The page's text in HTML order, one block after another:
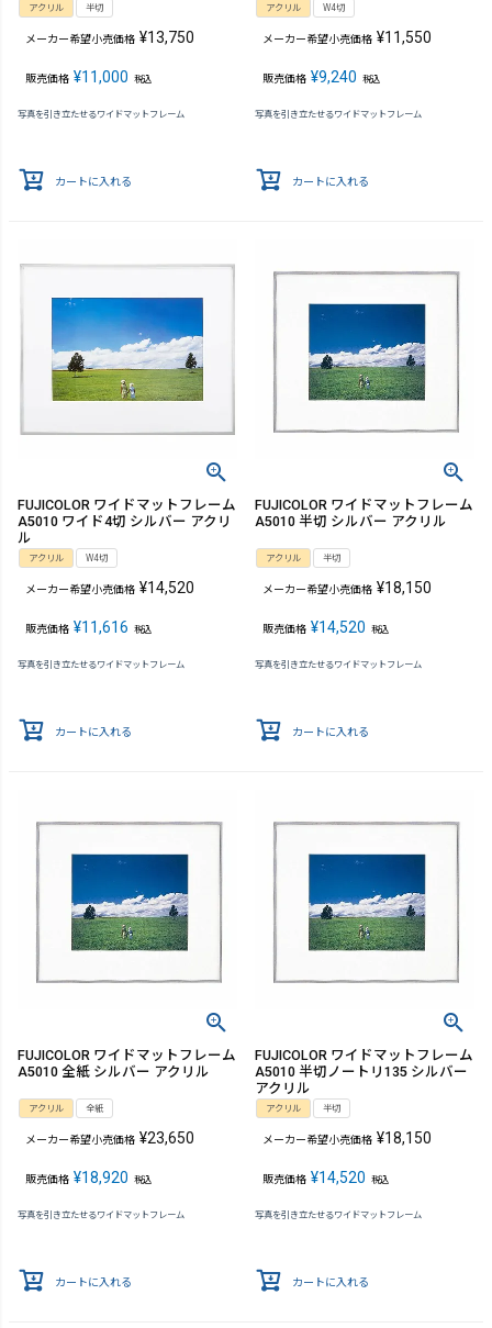
アクリル 半切
メーカー希望小売価格 ¥13,750
販売価格 ¥11,000 税込
写真を引き立たせるワイドマットフレーム
カートに入れる
アクリル W4切
メーカー希望小売価格 ¥11,550
販売価格 ¥9,240 税込
写真を引き立たせるワイドマットフレーム
カートに入れる
FUJICOLOR ワイドマットフレーム
A5010 ワイド4切 シルバー アクリ
ル
アクリル W4切
メーカー希望小売価格 ¥14,520
販売価格 ¥11,616 税込
写真を引き立たせるワイドマットフレーム
カートに入れる
FUJICOLOR ワイドマットフレーム
A5010 半切 シルバー アクリル
アクリル 半切
メーカー希望小売価格 ¥18,150
販売価格 ¥14,520 税込
写真を引き立たせるワイドマットフレーム
カートに入れる
FUJICOLOR ワイドマットフレーム
A5010 全紙 シルバー アクリル
アクリル 全紙
メーカー希望小売価格 ¥23,650
販売価格 ¥18,920 税込
写真を引き立たせるワイドマットフレーム
カートに入れる
FUJICOLOR ワイドマットフレーム
A5010 半切ノートリ135 シルバー
アクリル
アクリル 半切
メーカー希望小売価格 ¥18,150
販売価格 ¥14,520 税込
写真を引き立たせるワイドマットフレーム
カートに入れる